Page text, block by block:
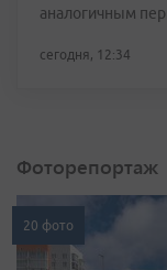
аналогичным
сегодня, 12:34
Фоторепортаж
20 фото